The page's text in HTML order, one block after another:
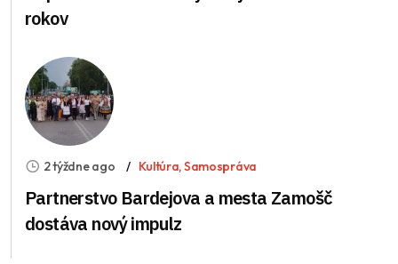
rokov
2 týždne ago Kultúra,Samospráva
Partnerstvo Bardejova a mesta Zamošč
dostáva nový impulz